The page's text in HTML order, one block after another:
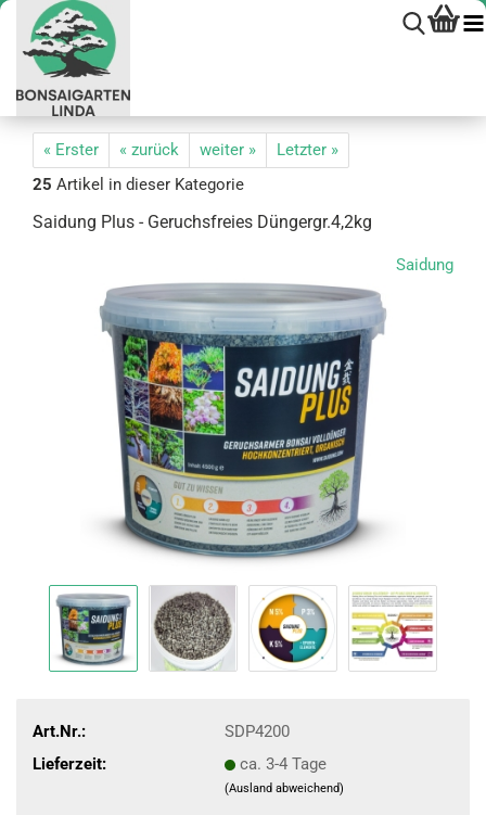
« Erster « zurück weiter »
Letzter »
25 Artikel in dieser Kategorie
Sai­dung Plus - Ge­ruchs­frei­es Dün­g­er­gr.4,2kg
Saidung
Art.Nr.:
SDP4200
Lieferzeit:
ca. 3-4 Tage
(Ausland abweichend)